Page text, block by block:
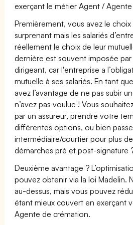
exerçant le métier Agent /
Premièrement, vous avez le
surprenant mais les salariés
réellement le choix de leur
dernière est souvent imposée par
dirigeant, car l'entreprise a
mutuelle à ses salariés. En tant
avez l’avantage de ne pas subir
n’avez pas voulue ! Vous
par un assureur, prendre votre
différentes options, ou bien
intermédiaire/courtier pour plus
démarches pré et post-signature
Deuxième avantage ?
pouvez obtenir via la loi Madelin.
au-dessus, mais vous pouvez
étant mieux couvert en exerçant
Agente de crémation.